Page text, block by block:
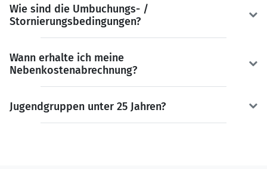
Wie sind die Umbuchungs- /
Stornierungsbedingungen?
Wann erhalte ich meine
Nebenkostenabrechnung?
Jugendgruppen unter 25 Jahren?